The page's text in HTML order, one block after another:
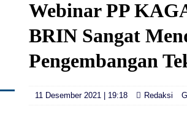
Webinar PP
BRIN Sangat
Pengembangan
11 Desember 2021 | 19:18 Redaksi